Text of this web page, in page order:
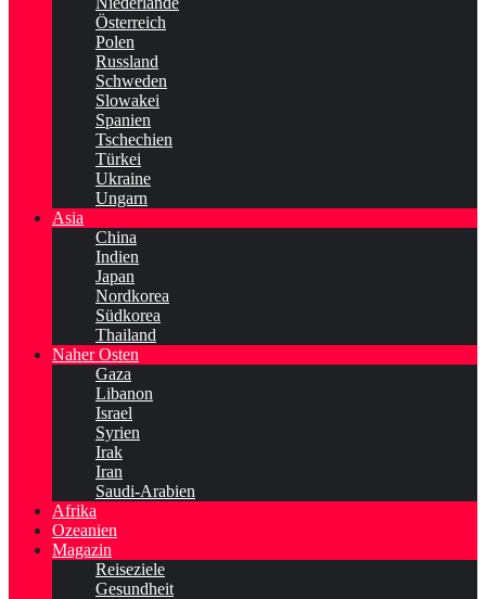
Österreich
Polen
Russland
Schweden
Slowakei
Spanien
Tschechien
Türkei
Ukraine
Ungarn
Asia
China
Indien
Japan
Nordkorea
Südkorea
Thailand
Naher Osten
Gaza
Libanon
Israel
Syrien
Irak
Iran
Saudi-Arabien
Afrika
Ozeanien
Magazin
Reiseziele
Gesundheit